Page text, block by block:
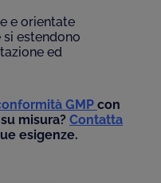
e orientate
si estendono
ed
GMP con
misura? Contatta
esigenze.